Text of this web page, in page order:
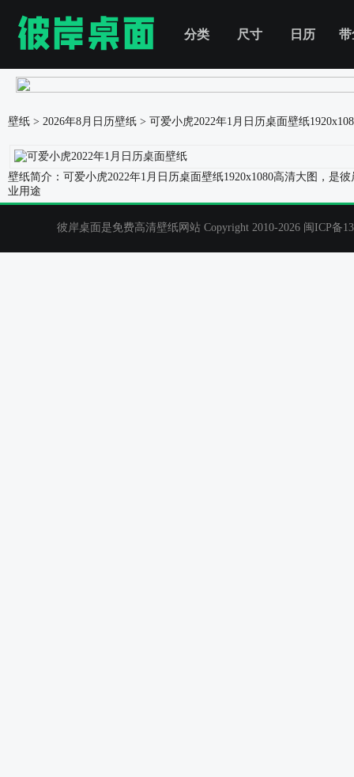
分类 尺寸 日历 带
壁纸 > 2026年8月日历壁纸 > 可爱小虎2022年1月日历桌面壁纸
壁纸简介：可爱小虎2022年1月日历桌面壁纸1920x1080高清大图，是
业用途
彼岸桌面是免费高清壁纸网站 Copyright 2010-2026 闽ICP备